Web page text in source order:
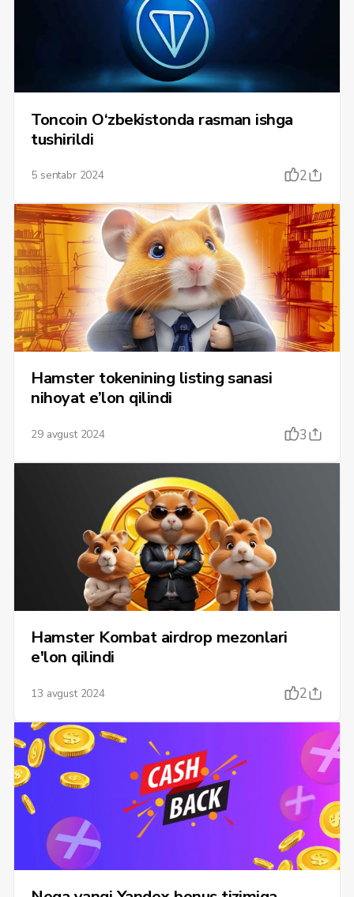
Toncoin O‘zbekistonda rasman ishga
tushirildi
5 sentabr 2024 2
Hamster tokenining listing sanasi
nihoyat e’lon qilindi
29 avgust 2024 3
Hamster Kombat airdrop mezonlari
e'lon qilindi
13 avgust 2024 2